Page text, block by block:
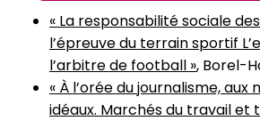
« La responsabilité sociale
l’épreuve du terrain sportif
l’arbitre de football », Borel-
« À l’orée du journalisme, aux
idéaux. Marchés du travail et